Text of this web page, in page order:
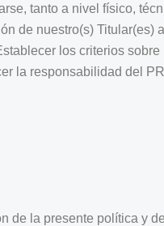
tanto a nivel físico,
de nuestro(s)
los criterios
la responsabilidad del
de la presente política y